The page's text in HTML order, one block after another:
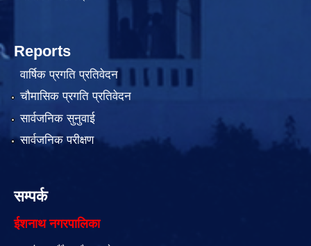
Reports
वार्षिक प्रगति प्रतिवेदन
चौमासिक प्रगति प्रतिवेदन
सार्वजनिक सुनुवाई
सार्वजनिक परीक्षण
सम्पर्क
ईशनाथ नगरपालिका